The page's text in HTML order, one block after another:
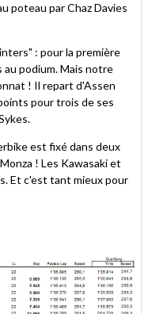
poteau par Chaz Davies
: pour la première
au podium. Mais notre
! Il repart d'Assen
pour trois de ses
est fixé dans deux
! Les Kawasaki et
Et c'est tant mieux pour